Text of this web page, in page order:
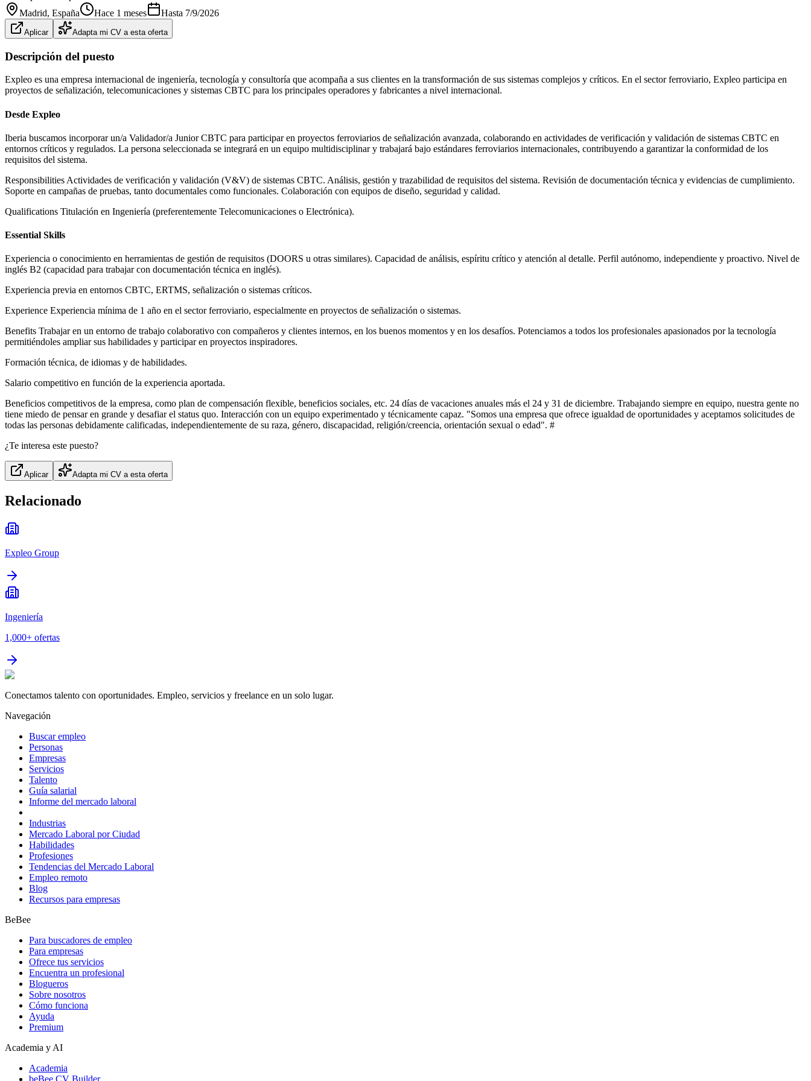
Madrid, España Hace 1 meses Hasta 7/9/2026
Aplicar Adapta mi CV a esta oferta
Descripción del puesto
Expleo es una empresa internacional de ingeniería, tecnología y consultoría que acompaña a sus clientes en la transformación de sus sistemas complejos y críticos. En el sector ferroviario, Expleo participa en
proyectos de señalización, telecomunicaciones y sistemas CBTC para los principales operadores y fabricantes a nivel internacional.
Desde Expleo
Iberia buscamos incorporar un/a Validador/a Junior CBTC para participar en proyectos ferroviarios de señalización avanzada, colaborando en actividades de verificación y validación de sistemas CBTC en
entornos críticos y regulados. La persona seleccionada se integrará en un equipo multidisciplinar y trabajará bajo estándares ferroviarios internacionales, contribuyendo a garantizar la conformidad de los
requisitos del sistema.
Responsibilities Actividades de verificación y validación (V&V) de sistemas CBTC. Análisis, gestión y trazabilidad de requisitos del sistema. Revisión de documentación técnica y evidencias de cumplimiento.
Soporte en campañas de pruebas, tanto documentales como funcionales. Colaboración con equipos de diseño, seguridad y calidad.
Qualifications Titulación en Ingeniería (preferentemente Telecomunicaciones o Electrónica).
Essential Skills
Experiencia o conocimiento en herramientas de gestión de requisitos (DOORS u otras similares). Capacidad de análisis, espíritu crítico y atención al detalle. Perfil autónomo, independiente y proactivo. Nivel de
inglés B2 (capacidad para trabajar con documentación técnica en inglés).
Experiencia previa en entornos CBTC, ERTMS, señalización o sistemas críticos.
Experience Experiencia mínima de 1 año en el sector ferroviario, especialmente en proyectos de señalización o sistemas.
Benefits Trabajar en un entorno de trabajo colaborativo con compañeros y clientes internos, en los buenos momentos y en los desafíos. Potenciamos a todos los profesionales apasionados por la tecnología
permitiéndoles ampliar sus habilidades y participar en proyectos inspiradores.
Formación técnica, de idiomas y de habilidades.
Salario competitivo en función de la experiencia aportada.
Beneficios competitivos de la empresa, como plan de compensación flexible, beneficios sociales, etc. 24 días de vacaciones anuales más el 24 y 31 de diciembre. Trabajando siempre en equipo, nuestra gente no
tiene miedo de pensar en grande y desafiar el status quo. Interacción con un equipo experimentado y técnicamente capaz. "Somos una empresa que ofrece igualdad de oportunidades y aceptamos solicitudes de
todas las personas debidamente calificadas, independientemente de su raza, género, discapacidad, religión/creencia, orientación sexual o edad". #
¿Te interesa este puesto?
Aplicar Adapta mi CV a esta oferta
Relacionado
Expleo Group
Ingeniería
1,000+ ofertas
Conectamos talento con oportunidades. Empleo, servicios y freelance en un solo lugar.
Navegación
Buscar empleo
Personas
Empresas
Servicios
Talento
Guía salarial
Informe del mercado laboral
Industrias
Mercado Laboral por Ciudad
Habilidades
Profesiones
Tendencias del Mercado Laboral
Empleo remoto
Blog
Recursos para empresas
BeBee
Para buscadores de empleo
Para empresas
Ofrece tus servicios
Encuentra un profesional
Blogueros
Sobre nosotros
Cómo funciona
Ayuda
Premium
Academia y AI
Academia